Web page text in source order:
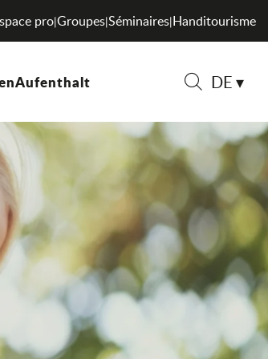
DE
pro|Groupes|Séminaires|Handitourisme
Aufenthalt